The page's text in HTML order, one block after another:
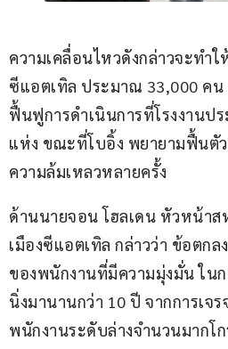
ความเคลื่อนไหวดังกล่าวจะทำ
ซีแอตเทิล ประมาณ 33,000 คน
ฟื้นฟูการดำเนินการที่โรงงานป
แห่ง ขณะที่โบอิ้ง พยายามฟื้นตั
ความล้มเหลวหลายครั้ง
ด้านนายจอน โฮลเดน หัวหน้าส
เมืองซีแอตเทิล กล่าวว่า ข้อตก
ของพนักงานที่มีความมุ่งมั่น ใน
นิ่งมานานกว่า 10 ปี จากการเจ
พนักงานระดับล่างจำนวนมากโก